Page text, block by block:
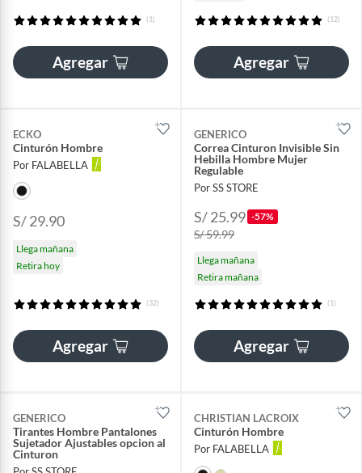
(1)
Agregar
(12)
Agregar
ECKO
Cinturón Hombre
Por FALABELLA
S/ 29.90
Llega mañana
Retira hoy
(32)
Agregar
GENERICO
Correa Cinturon Invisible Sin
Hebilla Hombre Mujer
Regulable
Por SS STORE
S/ 25.99 -57%
S/ 59.99
Llega mañana
Retira mañana
(1)
Agregar
GENERICO
Tirantes Hombre Pantalones
Sujetador Ajustables opcion al
Cinturon
CHRISTIAN LACROIX
Cinturón Hombre
Por FALABELLA